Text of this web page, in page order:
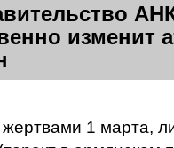
изменит
1 марта,